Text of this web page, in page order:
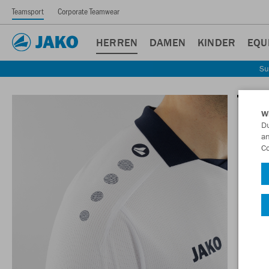
Teamsport Corporate Teamwear
HERREN DAMEN KINDER